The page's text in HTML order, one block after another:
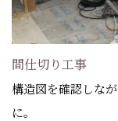
間仕切り工事
構造図を確認しな
に。